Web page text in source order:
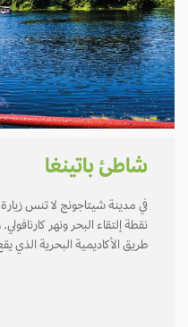
شاطئ باتينغا
في مدينة شيتاجونج لا تنس زيارة
نقطة إلتقاء البحر ونهر
طريق الأكاديمية البحرية الذي يقع